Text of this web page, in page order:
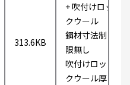
313.6KB
+ 吹付けロッ
クウール
鋼材寸法制
限無し
吹付けロッ
クウール厚